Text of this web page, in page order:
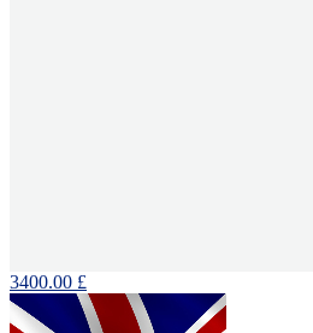
3400.00 £